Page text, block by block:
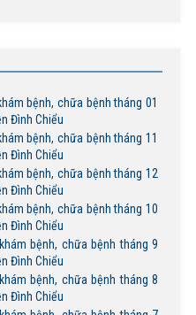
bệnh, chữa bệnh tháng 01
Đình Chiểu
bệnh, chữa bệnh tháng 11
Đình Chiểu
bệnh, chữa bệnh tháng 12
Đình Chiểu
bệnh, chữa bệnh tháng 10
Đình Chiểu
bệnh, chữa bệnh tháng 9
Đình Chiểu
bệnh, chữa bệnh tháng 8
Đình Chiểu